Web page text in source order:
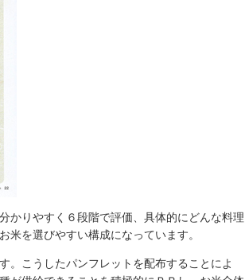
かりやすく６段階で評価、具体的にどんな料理
米を選びやすい構成になっています。
。こうしたパンフレットを配布することによ